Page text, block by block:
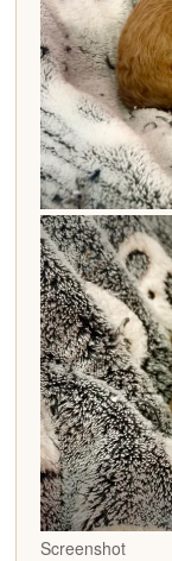
Screenshot